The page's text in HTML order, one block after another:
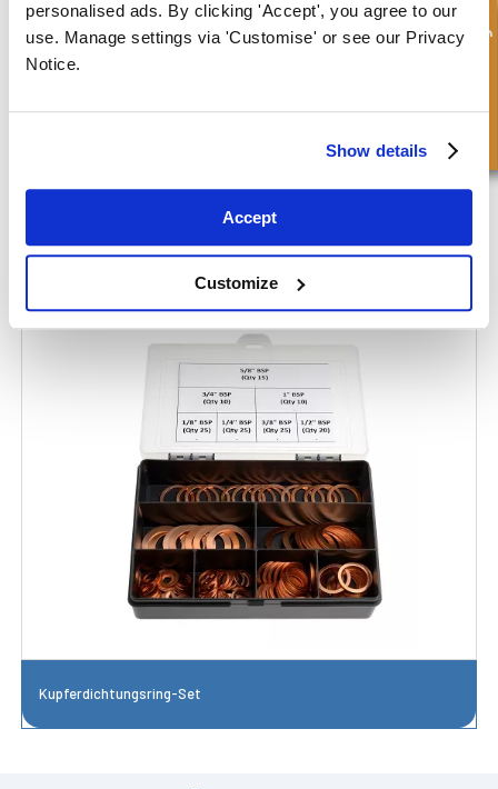
personalised ads. By clicking 'Accept', you agree to our
use. Manage settings via 'Customise' or see our Privacy
Notice.
Show details
Accept
Customize
Kupferdichtungsring-Set
Schnellanfrage